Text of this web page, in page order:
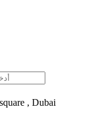
, Dubai